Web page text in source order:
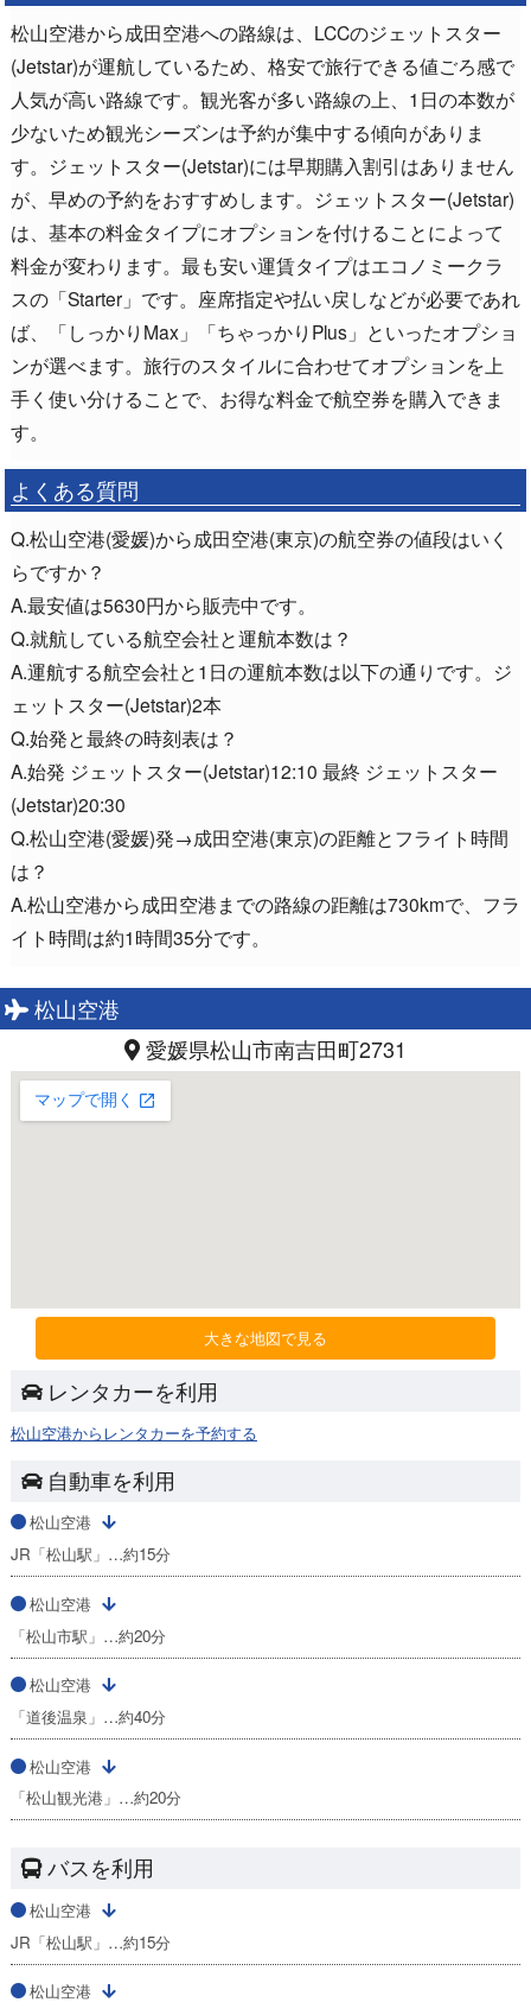
松山空港から成田空港への路線は、LCCのジェットスター
(Jetstar)が運航しているため、格安で旅行できる値ごろ感で
人気が高い路線です。観光客が多い路線の上、1日の本数が
少ないため観光シーズンは予約が集中する傾向がありま
す。ジェットスター(Jetstar)には早期購入割引はありません
が、早めの予約をおすすめします。ジェットスター(Jetstar)
は、基本の料金タイプにオプションを付けることによって
料金が変わります。最も安い運賃タイプはエコノミークラ
スの「Starter」です。座席指定や払い戻しなどが必要であれ
ば、「しっかりMax」「ちゃっかりPlus」といったオプショ
ンが選べます。旅行のスタイルに合わせてオプションを上
手く使い分けることで、お得な料金で航空券を購入できま
す。
よくある質問
Q.松山空港(愛媛)から成田空港(東京)の航空券の値段はいく
らですか？
A.最安値は5630円から販売中です。
Q.就航している航空会社と運航本数は？
A.運航する航空会社と1日の運航本数は以下の通りです。ジ
ェットスター(Jetstar)2本
Q.始発と最終の時刻表は？
A.始発 ジェットスター(Jetstar)12:10 最終 ジェットスター
(Jetstar)20:30
Q.松山空港(愛媛)発→成田空港(東京)の距離とフライト時間
は？
A.松山空港から成田空港までの路線の距離は730kmで、フラ
イト時間は約1時間35分です。
松山空港
愛媛県松山市南吉田町2731
大きな地図で見る
レンタカーを利用
松山空港からレンタカーを予約する
自動車を利用
松山空港
JR「松山駅」…約15分
松山空港
「松山市駅」…約20分
松山空港
「道後温泉」…約40分
松山空港
「松山観光港」…約20分
バスを利用
松山空港
JR「松山駅」…約15分
松山空港